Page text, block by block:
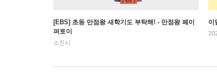
[EBS] 초등 만점왕 새학기도 부탁해! - 만점왕 페이
퍼토이
소진시
이